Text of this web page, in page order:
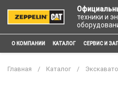
техники и
О КОМПАНИИ КАТАЛОГ СЕРВИС И
Главная Каталог